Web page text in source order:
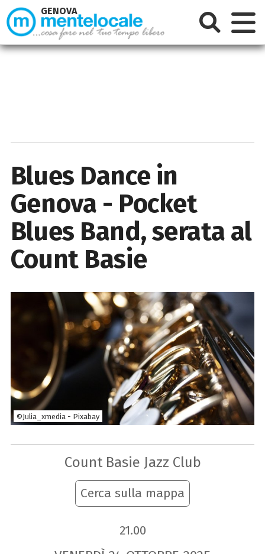
Blues Dance in
Genova - Pocket
Blues Band, serata al
Count Basie
©Julia_xmedia - Pixabay
Count Basie Jazz Club
Cerca sulla mappa
21.00
GENOVA